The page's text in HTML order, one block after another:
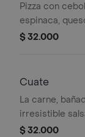
Pizza con
espinaca,
salsa base.
$ 32.000
Cuate
La carne,
irresistible
combina con el
$ 32.000